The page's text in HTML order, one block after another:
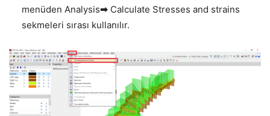
menüden Analysis➡ Calculate Stresses and strains
sekmeleri sırası kullanılır.